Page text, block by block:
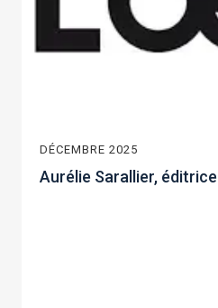
DÉCEMBRE 2025